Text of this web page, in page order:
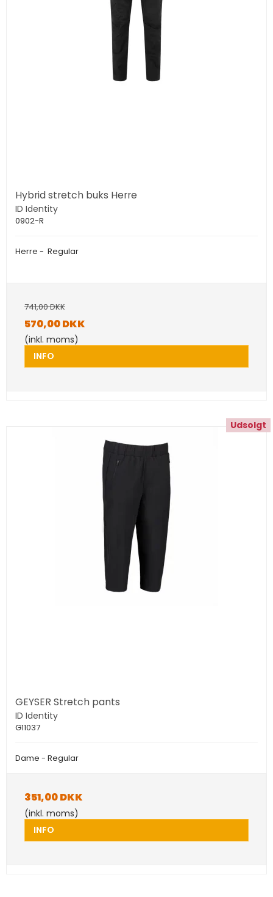
Hybrid stretch buks Herre
ID Identity
0902-R
Herre - Regular
741,00 DKK
570,00 DKK
(inkl. moms)
INFO
Udsolgt
GEYSER Stretch pants
ID Identity
G11037
Dame - Regular
351,00 DKK
(inkl. moms)
INFO